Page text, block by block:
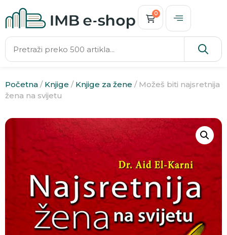
0
Početna / Knjige / Knjige za žene / Možeš biti najsretnija
žena na svijetu